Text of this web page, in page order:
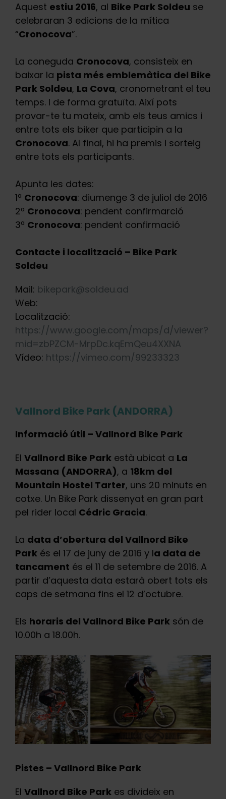
Aquest estiu 2016, al Bike Park Soldeu se
celebraran 3 edicions de la mítica
“Cronocova”.
La coneguda Cronocova, consisteix en
baixar la pista més emblemàtica del Bike
Park Soldeu, La Cova, cronometrant el teu
temps. I de forma gratuïta. Així pots
provar-te tu mateix, amb els teus amics i
entre tots els biker que participin a la
Cronocova. Al final, hi ha premis i sorteig
entre tots els participants.
Apunta les dates:
1ª Cronocova: diumenge 3 de juliol de 2016
2ª Cronocova: pendent confirmarció
3ª Cronocova: pendent confirmació
Contacte i localització – Bike Park
Soldeu
Mail: bikepark@soldeu.ad
Web:
Localització:
https://www.google.com/maps/d/viewer?
mid=zbPZCM-MrpDc.kqEmQeu4XXNA
Vídeo: https://vimeo.com/99233323
Vallnord Bike Park (ANDORRA)
Informació útil – Vallnord Bike Park
El Vallnord Bike Park està ubicat a La
Massana (ANDORRA), a 18km del
Mountain Hostel Tarter, uns 20 minuts en
cotxe. Un Bike Park dissenyat en gran part
pel rider local Cédric Gracia.
La data d’obertura del Vallnord Bike
Park és el 17 de juny de 2016 y la data de
tancament és el 11 de setembre de 2016. A
partir d’aquesta data estarà obert tots els
caps de setmana fins el 12 d’octubre.
Els horaris del Vallnord Bike Park són de
10.00h a 18.00h.
Pistes – Vallnord Bike Park
El Vallnord Bike Park es divideix en